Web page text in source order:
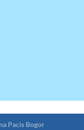
Pacis Bogor